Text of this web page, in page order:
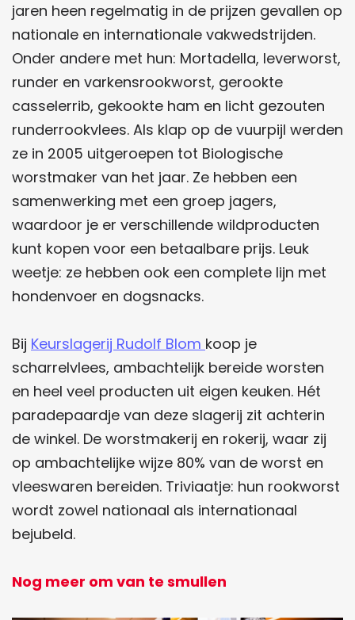
jaren heen regelmatig in de prijzen gevallen op
nationale en internationale vakwedstrijden.
Onder andere met hun: Mortadella, leverworst,
runder en varkensrookworst, gerookte
casselerrib, gekookte ham en licht gezouten
runderrookvlees. Als klap op de vuurpijl werden
ze in 2005 uitgeroepen tot Biologische
worstmaker van het jaar. Ze hebben een
samenwerking met een groep jagers,
waardoor je er verschillende wildproducten
kunt kopen voor een betaalbare prijs. Leuk
weetje: ze hebben ook een complete lijn met
hondenvoer en dogsnacks.
Bij Keurslagerij Rudolf Blom koop je
scharrelvlees, ambachtelijk bereide worsten
en heel veel producten uit eigen keuken. Hét
paradepaardje van deze slagerij zit achterin
de winkel. De worstmakerij en rokerij, waar zij
op ambachtelijke wijze 80% van de worst en
vleeswaren bereiden. Triviaatje: hun rookworst
wordt zowel nationaal als internationaal
bejubeld.
Nog meer om van te smullen